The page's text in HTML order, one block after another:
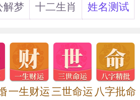
面，十四楼这个楼层，
充足，而且还有很好的
在这样的楼层，不仅心
解梦 十二生肖 姓名测试
一生财运三世命运 八字批命